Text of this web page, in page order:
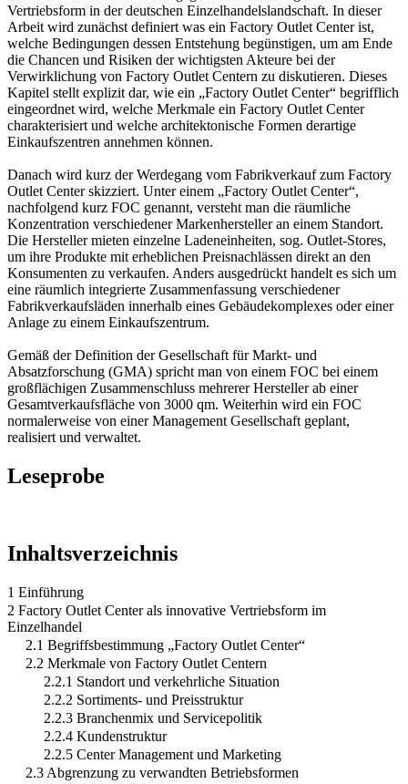
Vertriebsform in der deutschen Einzelhandelslandschaft. In dieser
Arbeit wird zunächst definiert was ein Factory Outlet Center ist,
welche Bedingungen dessen Entstehung begünstigen, um am Ende
die Chancen und Risiken der wichtigsten Akteure bei der
Verwirklichung von Factory Outlet Centern zu diskutieren. Dieses
Kapitel stellt explizit dar, wie ein „Factory Outlet Center“ begrifflich
eingeordnet wird, welche Merkmale ein Factory Outlet Center
charakterisiert und welche architektonische Formen derartige
Einkaufszentren annehmen können.
Danach wird kurz der Werdegang vom Fabrikverkauf zum Factory
Outlet Center skizziert. Unter einem „Factory Outlet Center“,
nachfolgend kurz FOC genannt, versteht man die räumliche
Konzentration verschiedener Markenhersteller an einem Standort.
Die Hersteller mieten einzelne Ladeneinheiten, sog. Outlet-Stores,
um ihre Produkte mit erheblichen Preisnachlässen direkt an den
Konsumenten zu verkaufen. Anders ausgedrückt handelt es sich um
eine räumlich integrierte Zusammenfassung verschiedener
Fabrikverkaufsläden innerhalb eines Gebäudekomplexes oder einer
Anlage zu einem Einkaufszentrum.
Gemäß der Definition der Gesellschaft für Markt- und
Absatzforschung (GMA) spricht man von einem FOC bei einem
großflächigen Zusammenschluss mehrerer Hersteller ab einer
Gesamtverkaufsfläche von 3000 qm. Weiterhin wird ein FOC
normalerweise von einer Management Gesellschaft geplant,
realisiert und verwaltet.
Leseprobe
Inhaltsverzeichnis
1 Einführung
2 Factory Outlet Center als innovative Vertriebsform im
Einzelhandel
2.1 Begriffsbestimmung „Factory Outlet Center“
2.2 Merkmale von Factory Outlet Centern
2.2.1 Standort und verkehrliche Situation
2.2.2 Sortiments- und Preisstruktur
2.2.3 Branchenmix und Servicepolitik
2.2.4 Kundenstruktur
2.2.5 Center Management und Marketing
2.3 Abgrenzung zu verwandten Betriebsformen